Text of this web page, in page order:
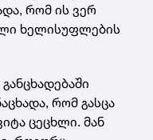
რომ ის ვერ
ხელისუფლების
რომ გასცა
ცეცხლი. მან